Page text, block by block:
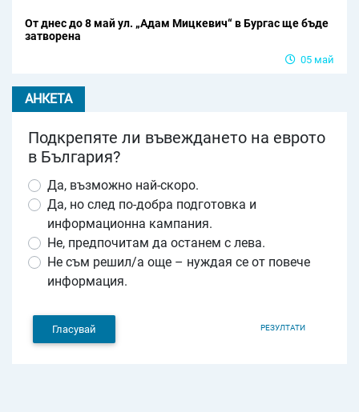
От днес до 8 май ул. „Адам Мицкевич“ в Бургас ще бъде
затворена
05 май
АНКЕТА
Подкрепяте ли въвеждането на еврото
в България?
Да, възможно най-скоро.
Да, но след по-добра подготовка и
информационна кампания.
Не, предпочитам да останем с лева.
Не съм решил/а още – нуждая се от повече
информация.
Гласувай РЕЗУЛТАТИ